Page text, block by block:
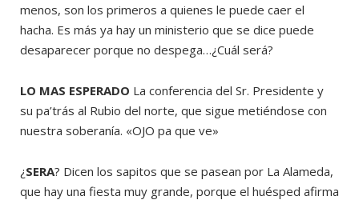
menos, son los primeros a quienes le puede caer el
hacha. Es más ya hay un ministerio que se dice puede
desaparecer porque no despega…¿Cuál será?
LO MAS ESPERADO La conferencia del Sr. Presidente y
su pa’trás al Rubio del norte, que sigue metiéndose con
nuestra soberanía. «OJO pa que ve»
¿SERA? Dicen los sapitos que se pasean por La Alameda,
que hay una fiesta muy grande, porque el huésped afirma